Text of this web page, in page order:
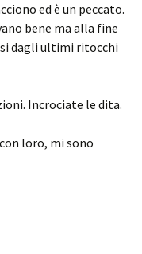
ed è un peccato.
bene ma alla fine
dagli ultimi ritocchi
Incrociate le dita.
loro, mi sono